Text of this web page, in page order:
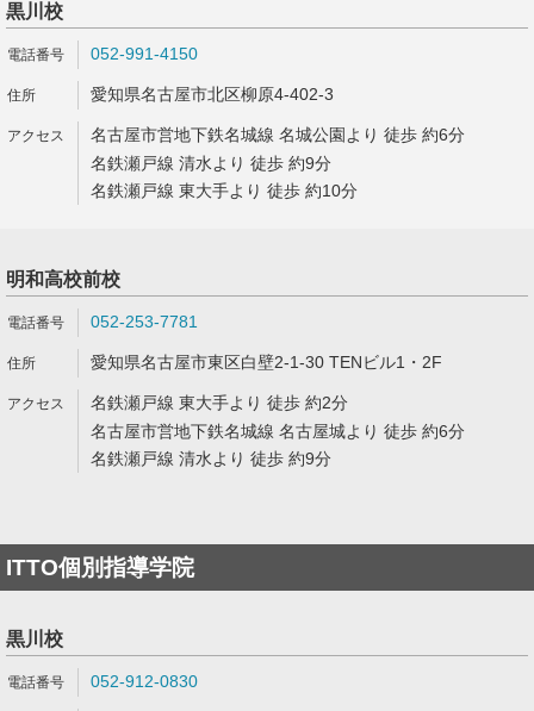
黒川校
052-991-4150
愛知県名古屋市北区柳原4-402-3
名古屋市営地下鉄名城線 名城公園より 徒歩 約6分
名鉄瀬戸線 清水より 徒歩 約9分
名鉄瀬戸線 東大手より 徒歩 約10分
明和高校前校
052-253-7781
愛知県名古屋市東区白壁2-1-30 TENビル1・2F
名鉄瀬戸線 東大手より 徒歩 約2分
名古屋市営地下鉄名城線 名古屋城より 徒歩 約6分
名鉄瀬戸線 清水より 徒歩 約9分
ITTO個別指導学院
黒川校
052-912-0830